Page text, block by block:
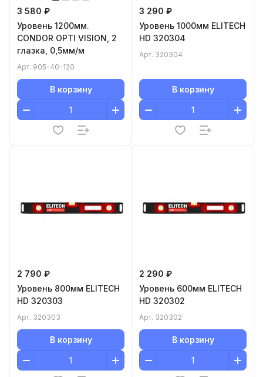
3 580 ₽
Уровень 1200мм.
CONDOR OPTI VISION, 2
глазка, 0,5мм/м
Арт. 905-40-120
В корзину
3 290 ₽
Уровень 1000мм ELITECH
HD 320304
Арт. 320304
В корзину
2 790 ₽
Уровень 800мм ELITECH
HD 320303
Арт. 320303
В корзину
2 290 ₽
Уровень 600мм ELITECH
HD 320302
Арт. 320302
В корзину